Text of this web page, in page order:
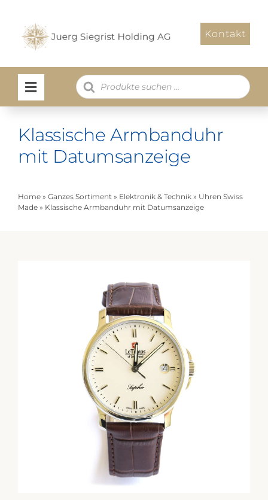
springen
Kontakt
Products
search
Klassische Armbanduhr
mit Datumsanzeige
Home» Ganzes Sortiment» Elektronik & Technik» Uhren Swiss
Made» Klassische Armbanduhr mit Datumsanzeige